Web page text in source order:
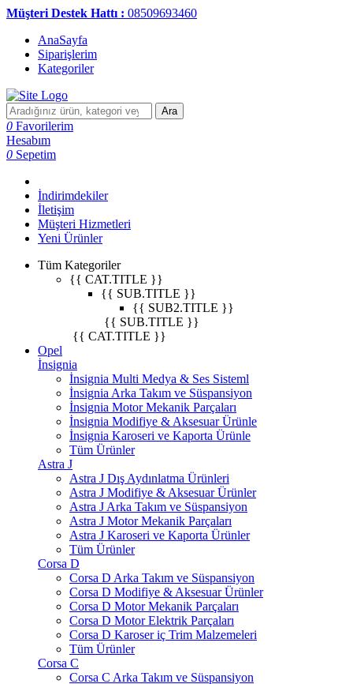
Müşteri Destek Hattı : 08509693460
AnaSayfa
Siparişlerim
Kategoriler
Ara
0 Favorilerim
Hesabım
0 Sepetim
İndirimdekiler
İletişim
Müşteri Hizmetleri
Yeni Ürünler
Tüm Kategoriler
{{ CAT.TITLE }}
{{ SUB.TITLE }}
{{ SUB2.TITLE }}
{{ SUB.TITLE }}
{{ CAT.TITLE }}
Opel
İnsignia
İnsignia Multi Medya & Ses Sisteml
İnsignia Arka Takım ve Süspansiyon
İnsignia Motor Mekanik Parçaları
İnsignia Modifiye & Aksesuar Ürünle
İnsignia Karoseri ve Kaporta Ürünle
Tüm Ürünler
Astra J
Astra J Dış Aydınlatma Ürünleri
Astra J Modifiye & Aksesuar Ürünler
Astra J Arka Takım ve Süspansiyon
Astra J Motor Mekanik Parçaları
Astra J Karoseri ve Kaporta Ürünler
Tüm Ürünler
Corsa D
Corsa D Arka Takım ve Süspansiyon
Corsa D Modifiye & Aksesuar Ürünler
Corsa D Motor Mekanik Parçaları
Corsa D Motor Elektrik Parçaları
Corsa D Karoser iç Trim Malzemeleri
Tüm Ürünler
Corsa C
Corsa C Arka Takım ve Süspansiyon